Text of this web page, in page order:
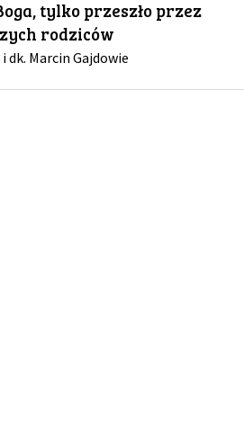
GALERIA
tylko przeszło przez
rodziców
dk. Marcin Gajdowie